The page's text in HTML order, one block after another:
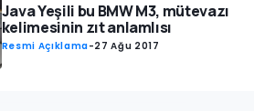
Java Yeşili bu BMW M3, mütevazı
kelimesinin zıt anlamlısı
Resmi Açıklama-27 Ağu 2017